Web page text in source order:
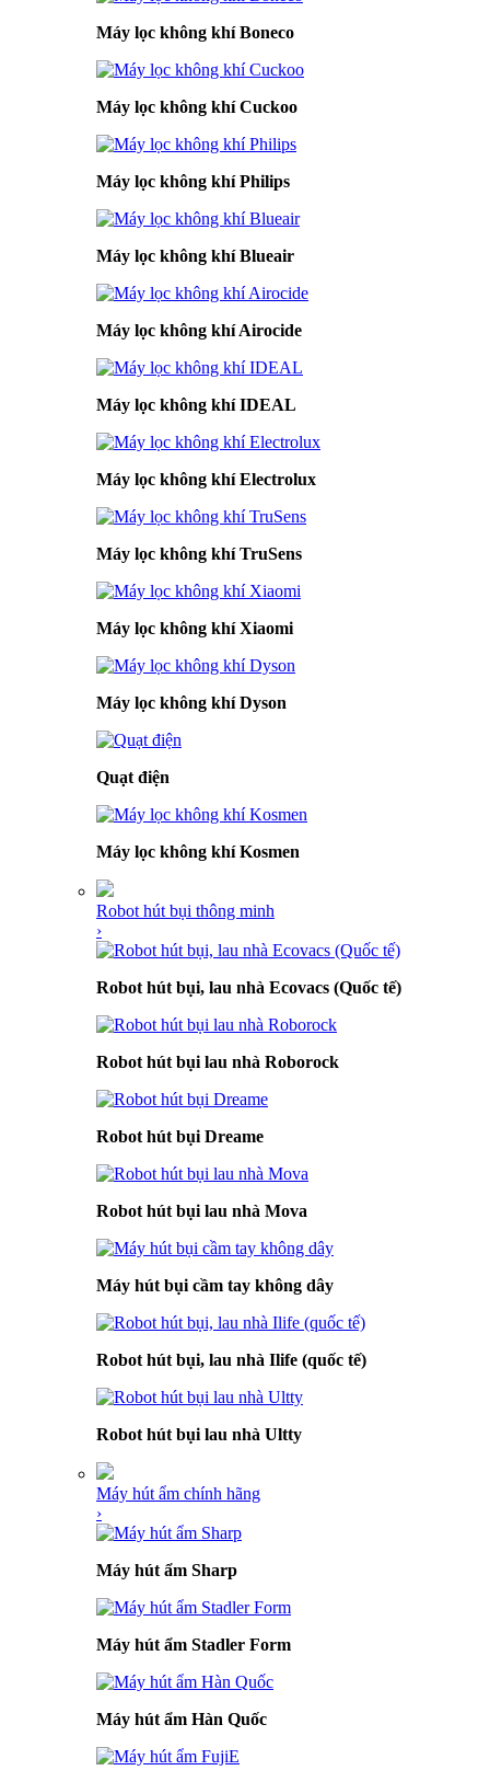
Máy lọc không khí Boneco
Máy lọc không khí Cuckoo
Máy lọc không khí Philips
Máy lọc không khí Blueair
Máy lọc không khí Airocide
Máy lọc không khí IDEAL
Máy lọc không khí Electrolux
Máy lọc không khí TruSens
Máy lọc không khí Xiaomi
Máy lọc không khí Dyson
Quạt điện
Máy lọc không khí Kosmen
Robot hút bụi thông minh
›
Robot hút bụi, lau nhà Ecovacs (Quốc tế)
Robot hút bụi lau nhà Roborock
Robot hút bụi Dreame
Robot hút bụi lau nhà Mova
Máy hút bụi cầm tay không dây
Robot hút bụi, lau nhà Ilife (quốc tế)
Robot hút bụi lau nhà Ultty
Máy hút ẩm chính hãng
›
Máy hút ẩm Sharp
Máy hút ẩm Stadler Form
Máy hút ẩm Hàn Quốc